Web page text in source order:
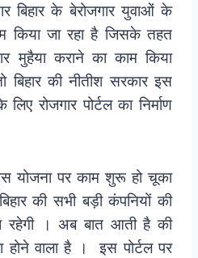
बिहार के बेरोजगार युवाओं के
किया जा रहा है जिसके तहत
मुहैया कराने का काम किया
बिहार की नीतीश सरकार इस
रोजगार पोर्टल का निर्माण
योजना पर काम शुरू हो चूका
की सभी बड़ी कंपनियों की
रहेगी । अब बात आती है की
वाला है । इस पोर्टल पर